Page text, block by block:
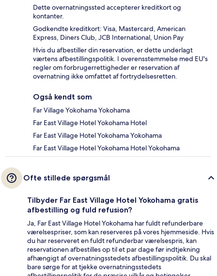
Dette overnatningssted accepterer kreditkort og
kontanter.
Godkendte kreditkort: Visa, Mastercard, American
Express, Diners Club, JCB International, Union Pay
Hvis du afbestiller din reservation, er dette underlagt
værtens afbestillingspolitik. I overensstemmelse med EU's
regler om forbrugerrettigheder er reservation af
overnatning ikke omfattet af fortrydelsesretten.
Også kendt som
Far Village Yokohama Yokohama
Far East Village Hotel Yokohama Hotel
Far East Village Hotel Yokohama Yokohama
Far East Village Hotel Yokohama Hotel Yokohama
Ofte stillede spørgsmål
Tilbyder Far East Village Hotel Yokohama gratis
afbestilling og fuld refusion?
Ja, Far East Village Hotel Yokohama har fuldt refunderbare
værelsespriser, som kan reserveres på vores hjemmeside. Hvis
du har reserveret en fuldt refunderbar værelsespris, kan
reservationen afbestilles op til et par dage før indtjekning
afhængigt af overnatningsstedets afbestillingspolitik. Du skal
bare sørge for at tjekke overnatningsstedets